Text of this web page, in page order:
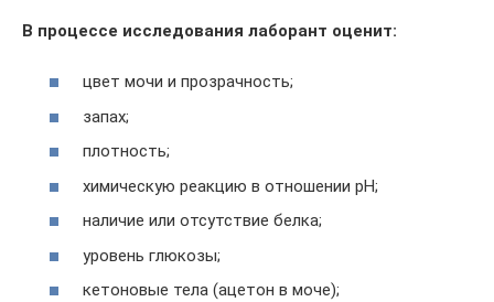
В процессе исследования лаборант оценит:
цвет мочи и прозрачность;
запах;
плотность;
химическую реакцию в отношении pH;
наличие или отсутствие белка;
уровень глюкозы;
кетоновые тела (ацетон в моче);